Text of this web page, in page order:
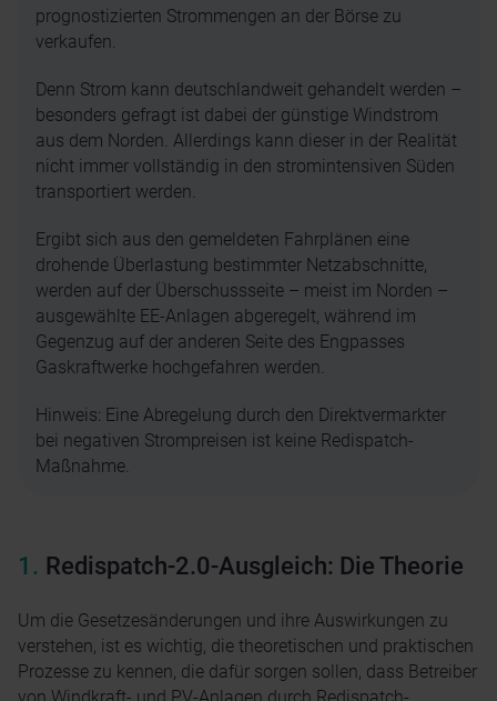
prognostizierten Strommengen an der Börse zu
verkaufen.
Denn Strom kann deutschlandweit gehandelt werden –
besonders gefragt ist dabei der günstige Windstrom
aus dem Norden. Allerdings kann dieser in der Realität
nicht immer vollständig in den stromintensiven Süden
transportiert werden.
Ergibt sich aus den gemeldeten Fahrplänen eine
drohende Überlastung bestimmter Netzabschnitte,
werden auf der Überschussseite – meist im Norden –
ausgewählte EE-Anlagen abgeregelt, während im
Gegenzug auf der anderen Seite des Engpasses
Gaskraftwerke hochgefahren werden.
Hinweis: Eine Abregelung durch den Direktvermarkter
bei negativen Strompreisen ist keine Redispatch-
Maßnahme.
Redispatch-2.0-Ausgleich: Die Theorie
Um die Gesetzesänderungen und ihre Auswirkungen zu
verstehen, ist es wichtig, die theoretischen und praktischen
Prozesse zu kennen, die dafür sorgen sollen, dass Betreiber